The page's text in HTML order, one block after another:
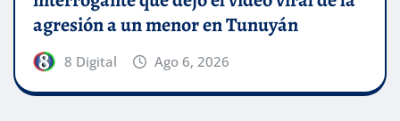
agresión a un menor en Tunuyán
8 Digital Ago 6, 2026